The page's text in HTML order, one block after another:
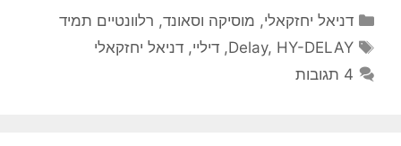
קטגוריות
דניאל יחזקאלי, מוסיקה וסאונד, רלוונטיים תמיד
תגיות
Delay, HY-DELAY
,דיליי,דניאל יחזקאלי
4 תגובות